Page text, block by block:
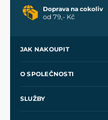
Doprava na cokoliv
od 79,- Kč
JAK NAKOUPIT
Velkoobchod
O SPOLEČNOSTI
SLUŽBY